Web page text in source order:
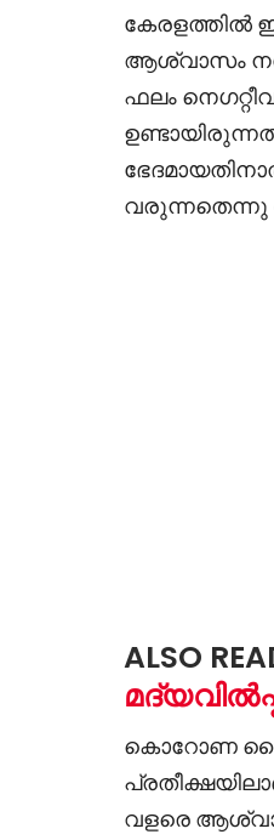
കേരളത്തിൽ
ആശ്വാസം
ഫലം
വരുന്നതെന്നു
ALSO
കൊറോണ
വളരെ